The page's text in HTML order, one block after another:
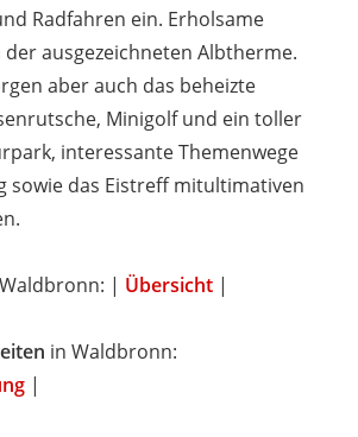
Radfahren ein. Erholsame
ausgezeichneten Albtherme.
aber auch das beheizte
Minigolf und ein toller
interessante Themenwege
sowie das Eistreff mitultimativen
| Übersicht |
in Waldbronn:
|